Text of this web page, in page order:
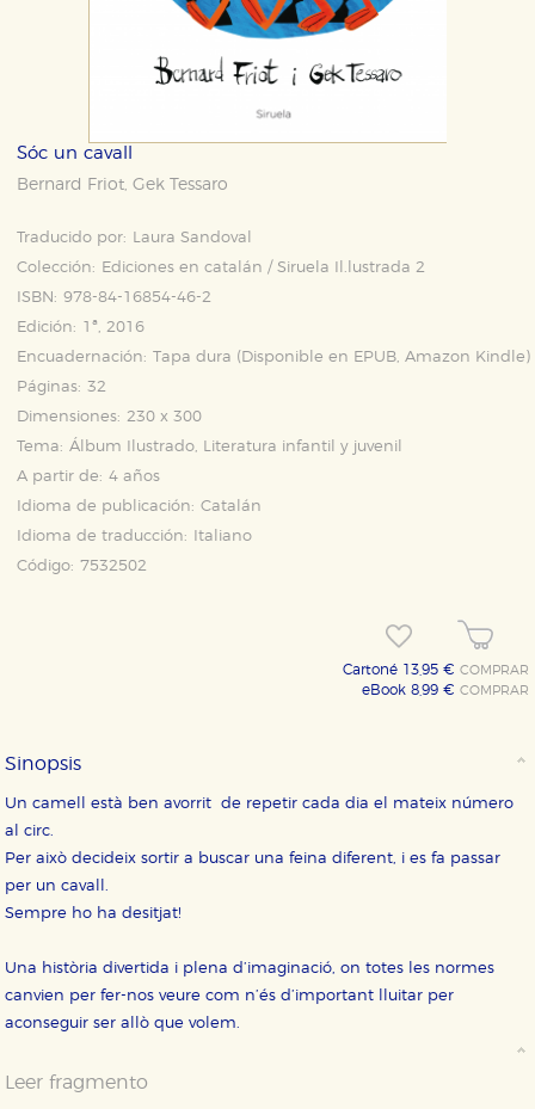
Sóc un cavall
Bernard Friot,Gek Tessaro
Traducido por:
Laura Sandoval
Colección:
Ediciones en catalán / Siruela Il.lustrada 2
ISBN: 978-84-16854-46-2
Edición:
1ª, 2016
Encuadernación:
Tapa dura (Disponible en EPUB,Amazon Kindle )
Páginas: 32
Dimensiones: 230 x 300
Tema: Álbum Ilustrado, Literatura infantil y juvenil
A partir de: 4 años
Idioma de publicación: Catalán
Idioma de traducción:
Italiano
Código: 7532502
Cartoné 13,95 €COMPRAR
eBook 8,99 €COMPRAR
Sinopsis
Un camell està ben avorrit de repetir cada dia el mateix número
al circ.
Per això decideix sortir a buscar una feina diferent, i es fa passar
per un cavall.
Sempre ho ha desitjat!
Una història divertida i plena d’imaginació, on totes les normes
canvien per fer-nos veure com n’és d’important lluitar per
aconseguir ser allò que volem.
Leer fragmento
CONFIGURACIÓN DE COOKIES
HABILITAR TODO RECHAZAR TODO
Estas cookies son necesarias para que nuestro sitio